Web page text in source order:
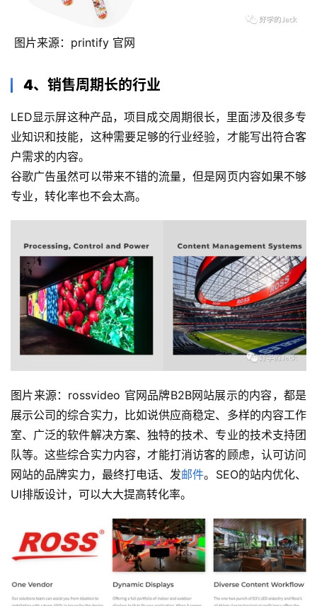
图片来源：printify 官网
4、销售周期长的行业
LED显示屏这种产品，项目成交周期很长，里面涉及很多专
业知识和技能，这种需要足够的行业经验，才能写出符合客
户需求的内容。
谷歌广告虽然可以带来不错的流量，但是网页内容如果不够
专业，转化率也不会太高。
图片来源：rossvideo 官网品牌B2B网站展示的内容，都是
展示公司的综合实力，比如说供应商稳定、多样的内容工作
室、广泛的软件解决方案、独特的技术、专业的技术支持团
队等。这些综合实力内容，才能打消访客的顾虑，认可访问
网站的品牌实力，最终打电话、发邮件。SEO的站内优化、
UI排版设计，可以大大提高转化率。